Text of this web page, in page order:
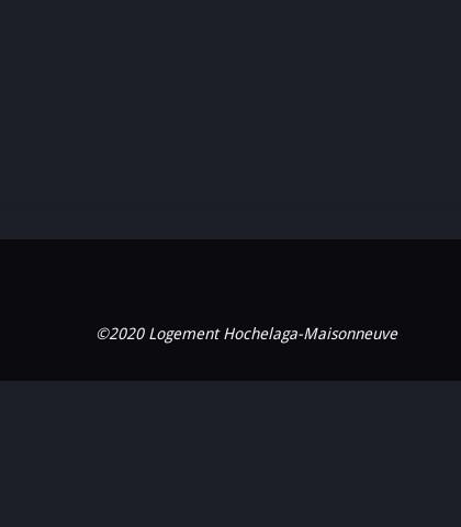
©2020 Logement Hochelaga-Maisonneuve